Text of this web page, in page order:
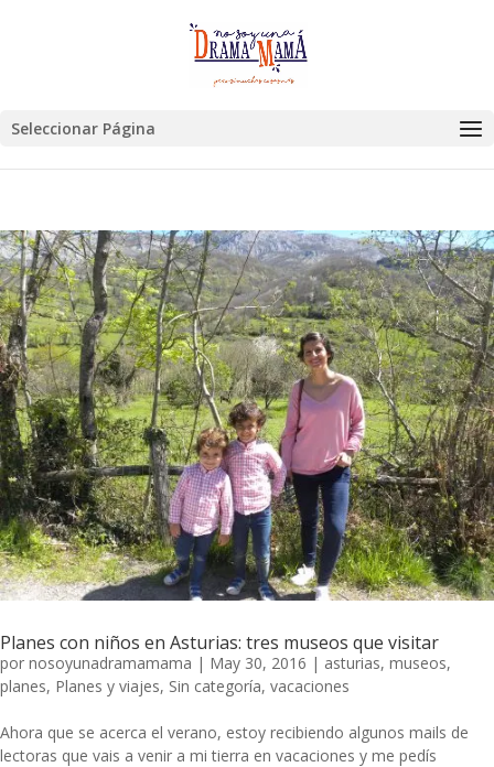
Seleccionar Página
Planes con niños en Asturias: tres museos que visitar
por nosoyunadramamama | May 30, 2016 | asturias, museos,
planes, Planes y viajes, Sin categoría, vacaciones
Ahora que se acerca el verano, estoy recibiendo algunos mails de
lectoras que vais a venir a mi tierra en vacaciones y me pedís